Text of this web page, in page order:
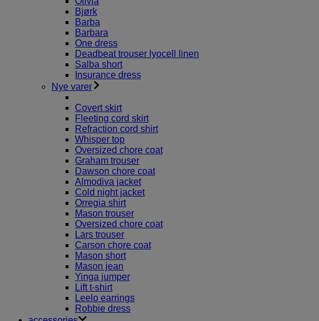
Bjørk
Barba
Barbara
One dress
Deadbeat trouser lyocell linen
Salba short
Insurance dress
Nye varer
Covert skirt
Fleeting cord skirt
Refraction cord shirt
Whisper top
Oversized chore coat
Graham trouser
Dawson chore coat
Almodiva jacket
Cold night jacket
Orregia shirt
Mason trouser
Oversized chore coat
Lars trouser
Carson chore coat
Mason short
Mason jean
Yinga jumper
Lift t-shirt
Leelo earrings
Robbie dress